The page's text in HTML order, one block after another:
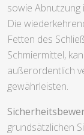
sowie
Die
Fetten des
Schmiermittel,
außerordentlich
gewährleisten.
grundsätzlichen